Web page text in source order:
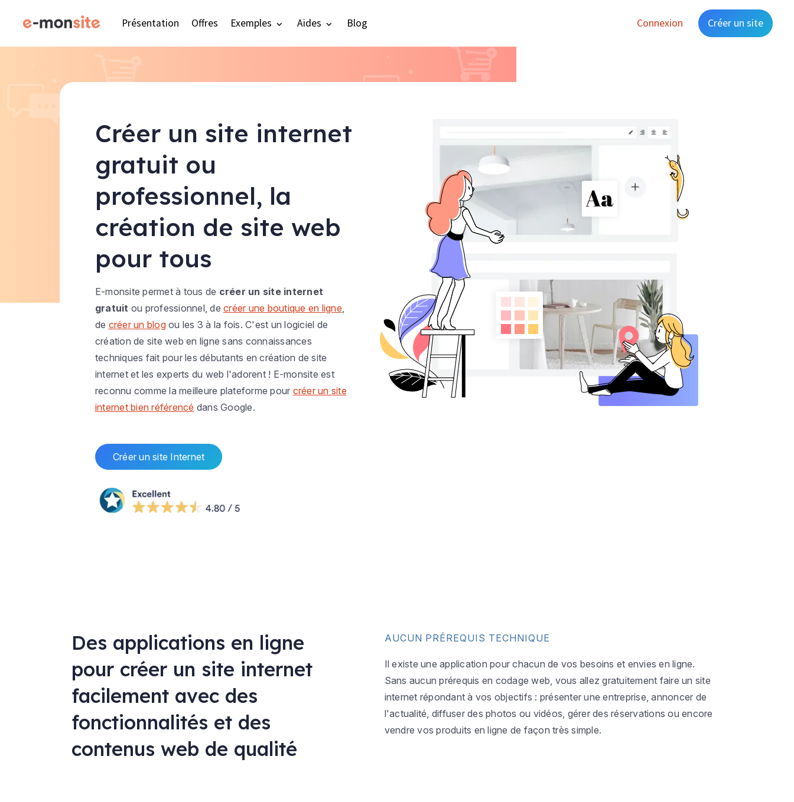
Présentation Offres Exemples Aides Blog Connexion Créer un site
Créer un site internet
gratuit ou
professionnel, la
création de site web
pour tous
E-monsite permet à tous de créer un site internet
gratuit ou professionnel, decréer une boutique en ligne,
de créer un blogou les 3 à la fois. C'est un logiciel de
création de site web en ligne sans connaissances
techniques fait pour les débutants en création de site
internet et les experts du web l'adorent ! E-monsite est
reconnu comme la meilleure plateforme pour créer un site
internet bien référencé dans Google.
Créer un site Internet
Des applications en ligne
pour créer un site internet
facilement avec des
fonctionnalités et des
contenus web de qualité
AUCUN PRÉREQUIS TECHNIQUE
Il existe une application pour chacun de vos besoins et envies en ligne.
Sans aucun prérequis en codage web, vous allez gratuitement faire un site
internet répondant à vos objectifs : présenter une entreprise, annoncer de
l'actualité, diffuser des photos ou vidéos, gérer des réservations ou encore
vendre vos produits en ligne de façon très simple.